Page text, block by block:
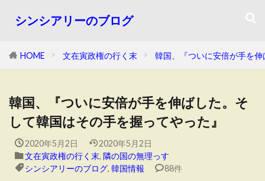
シンシアリーのブログ
HOME 文在寅政権の行く末 韓国、『ついに安倍が手を
韓国、『ついに安倍が手を伸ばした。そ
して韓国はその手を握ってやった』
2020年5月2日
2020年5月2日
文在寅政権の行く末, 隣の国の無理っす
シンシアリーのブログ, 韓国情報 88件